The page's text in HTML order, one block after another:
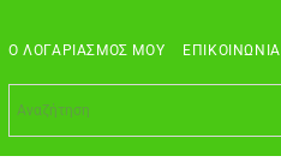
Ο ΛΟΓΑΡΙΑΣΜΌΣ ΜΟΥ ΕΠΙΚΟΙΝΩΝΊΑ